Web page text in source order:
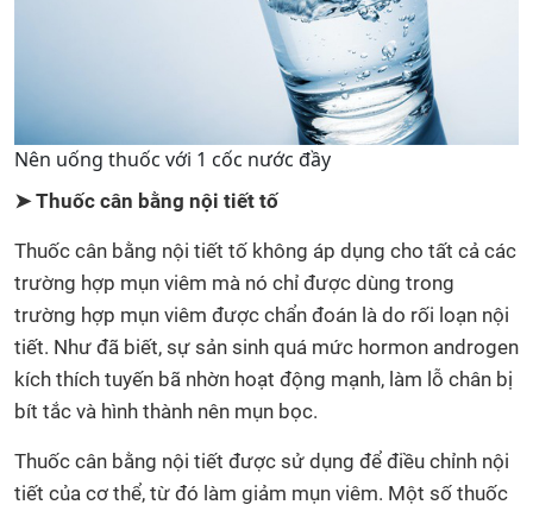
Nên uống thuốc với 1 cốc nước đầy
➤ Thuốc cân bằng nội tiết tố
Thuốc cân bằng nội tiết tố không áp dụng cho tất cả các
trường hợp mụn viêm mà nó chỉ được dùng trong
trường hợp mụn viêm được chẩn đoán là do rối loạn nội
tiết. Như đã biết, sự sản sinh quá mức hormon androgen
kích thích tuyến bã nhờn hoạt động mạnh, làm lỗ chân bị
bít tắc và hình thành nên mụn bọc.
Thuốc cân bằng nội tiết được sử dụng để điều chỉnh nội
tiết của cơ thể, từ đó làm giảm mụn viêm. Một số thuốc